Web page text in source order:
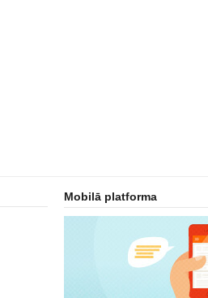
Mobilā platforma